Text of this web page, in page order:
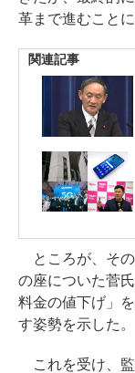
革まで進むことに
関連記事
ところが、その
の座についた菅
料金の値下げ」
す姿勢を示した。
これを受け、監